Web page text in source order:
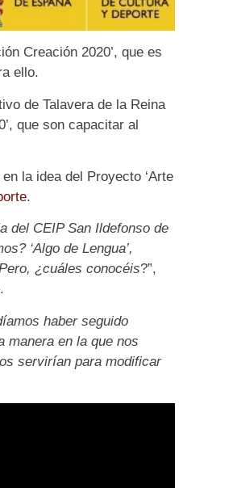
Creación 2020’, que es
ello.
de Talavera de la Reina
que son capacitar al
la idea del Proyecto ‘Arte
.
del CEIP San Ildefonso de
‘Algo de Lengua’,
¿cuáles conocéis?”,
haber seguido
manera en la que nos
servirían para modificar